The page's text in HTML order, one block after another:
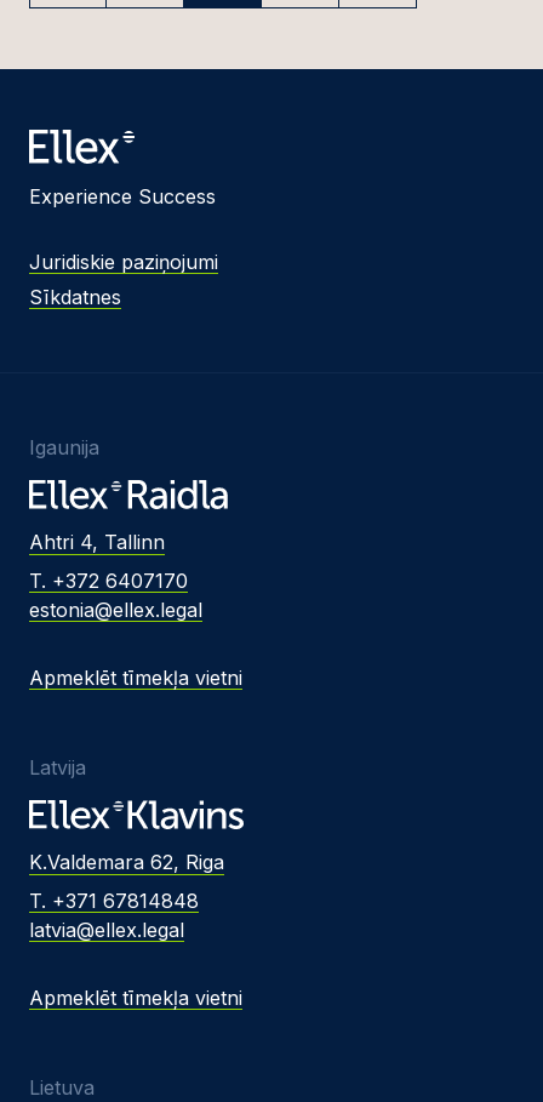
Experience Success
Juridiskie paziņojumi
Sīkdatnes
Igaunija
Ahtri 4, Tallinn
T. +372 6407170
estonia@ellex.legal
Apmeklēt tīmekļa vietni
Latvija
K.Valdemara 62, Riga
T. +371 67814848
latvia@ellex.legal
Apmeklēt tīmekļa vietni
Lietuva